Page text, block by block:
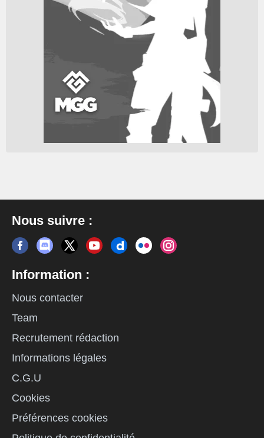
Nous suivre :
Information :
Nous contacter
Team
Recrutement rédaction
Informations légales
C.G.U
Cookies
Préférences cookies